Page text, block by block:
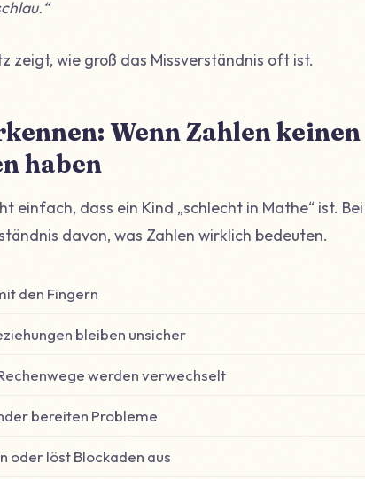
zeigt, wie groß das Missverständnis oft ist.
Wenn Zahlen keinen
haben
einfach, dass ein Kind „schlecht in Mathe“ ist.
davon, was Zahlen wirklich bedeuten.
den Fingern
bleiben unsicher
werden verwechselt
bereiten Probleme
oder löst Blockaden aus